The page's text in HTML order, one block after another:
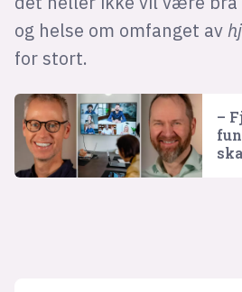
og helse om omfanget av
for stort.
–